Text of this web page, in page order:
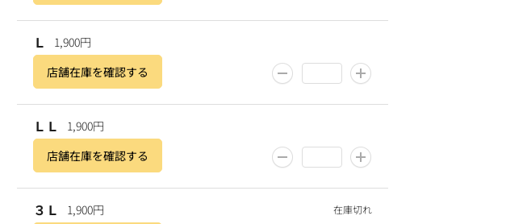
Ｌ
1,900円
店舗在庫を確認する
ＬＬ
1,900円
店舗在庫を確認する
３Ｌ
1,900円